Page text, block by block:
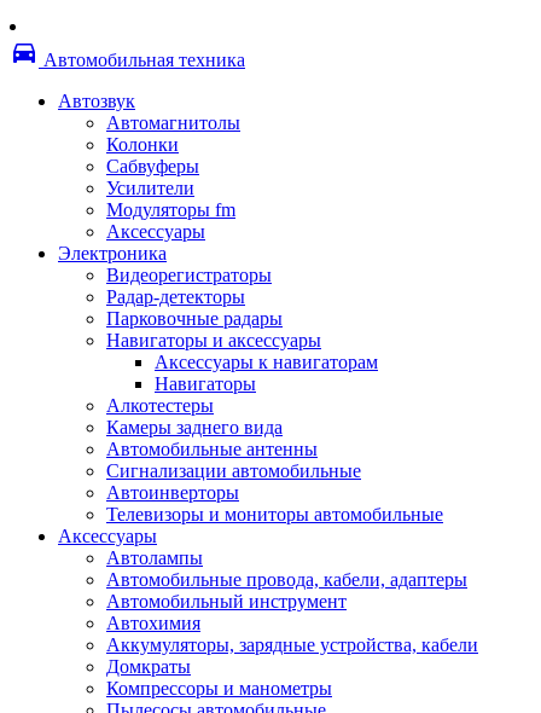
Снпч
Струйные оригинальные
Материалы для переплета
Запчасти и другие расходные материалы
Автоподатчики
Блоки лазера
(памперс)
Валы переноса заряда/магнитные валы
Валы резиновые/тефлоновые
Втулки/подшипники/бушинги
Девелоперы
Дозирущие лезвия
Другие зип
Кабели
Крышки
Лампы
Лотки, кассеты
Моторы/двигатели/редукторы
Платы форматирования
Ракели
Ролики/наборы роликов/насадки
Сервисные наборы
Смазки
directions_car Автомобильная техника
Автозвук
Автомагнитолы
Колонки
Сабвуферы
Усилители
Модуляторы fm
Аксессуары
Электроника
Видеорегистраторы
Радар-детекторы
Парковочные радары
Навигаторы и аксессуары
Аксессуары к навигаторам
Навигаторы
Алкотестеры
Камеры заднего вида
Автомобильные антенны
Сигнализации автомобильные
Автоинверторы
Телевизоры и мониторы автомобильные
Аксессуары
Автолампы
Автомобильные провода, кабели, адаптеры
Автомобильный инструмент
Автохимия
Аккумуляторы, зарядные устройства, кабели
Домкраты
Компрессоры и манометры